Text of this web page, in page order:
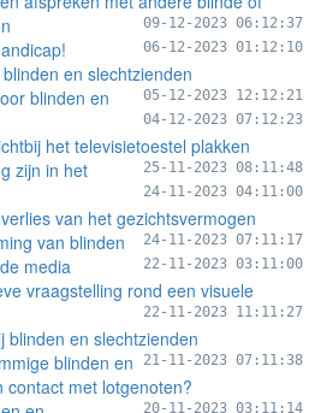
09-12-2023 06:12:37
06-12-2023 01:12:10
en slechtzienden
05-12-2023 12:12:21
blinden en
04-12-2023 07:12:23
het televisietoestel plakken
25-11-2023 08:11:48
zijn in het
24-11-2023 04:11:00
van het gezichtsvermogen
24-11-2023 07:11:17
van blinden
media
22-11-2023 03:11:00
vraagstelling rond een visuele
22-11-2023 11:11:27
blinden en slechtzienden
21-11-2023 07:11:38
blinden en
contact met lotgenoten?
20-11-2023 03:11:14